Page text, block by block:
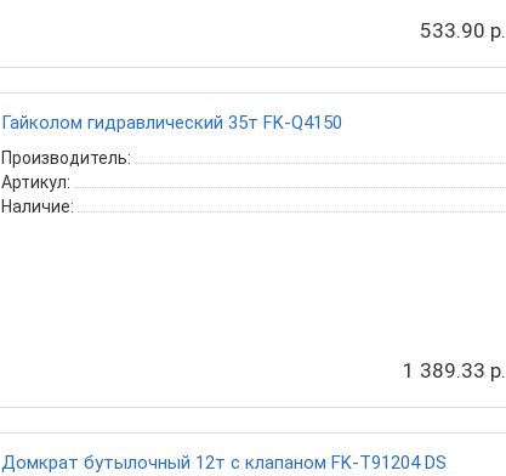
533.90 р.
Гайколом гидравлический 35т FK-Q4150
Производитель:
Артикул:
Наличие:
1 389.33 р.
Домкрат бутылочный 12т с клапаном FK-T91204 DS